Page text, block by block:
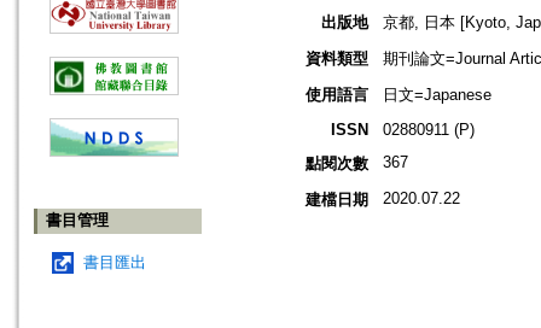
書目管理
書目匯出
出版地
京都, 日本 [Kyoto,
資料類型
期刊論文=Journal
使用語言
日文=Japanese
ISSN
02880911 (P)
點閱次數
367
建檔日期 2020.07.22